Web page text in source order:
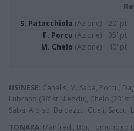
S. Patacchiola (Azione)
20' pt
F. Porcu (Azione)
35' pt
M. Chelo (Azione) 40' pt
USINESE: Canalis, M. Saba, Porcu,
Lubrano (38’ st Nieddu), Chelo (23’ st
Saba. A disp. Baldazzu, Gueli,
TONARA: Manfredi, Boi, Tomohogo